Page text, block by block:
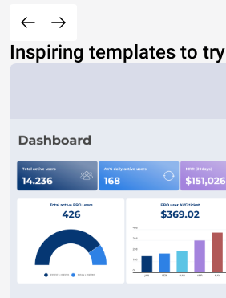
Inspiring templates to try